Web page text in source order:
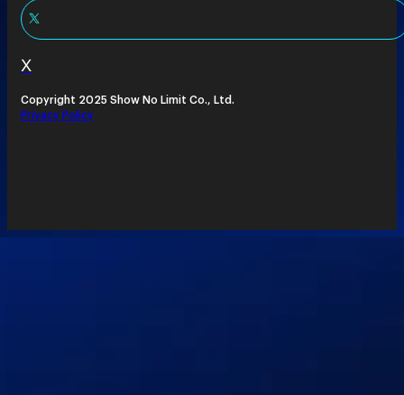
X
Copyright 2025 Show No Limit Co., Ltd.
Privacy Policy